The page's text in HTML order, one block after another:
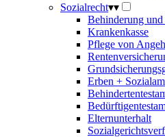
Sozialrecht▾▾
Behinderung und
Krankenkasse
Pflege von
Erben +
Elternunterhalt